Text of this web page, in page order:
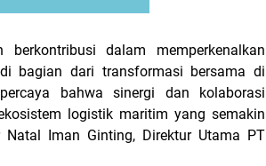
dalam memperkenalkan
bagian dari transformasi bersama di
bahwa sinergi dan kolaborasi
logistik maritim yang semakin
Iman Ginting, Direktur Utama PT